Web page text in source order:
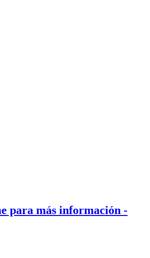
para más información -